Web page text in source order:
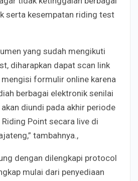
serta kesempatan riding test
yang sudah mengikuti
diharapkan dapat scan link
mengisi formulir online karena
berbagai elektronik senilai
diundi pada akhir periode
Point secara live di
tambahnya.,
dengan dilengkapi protocol
mulai dari penyediaan